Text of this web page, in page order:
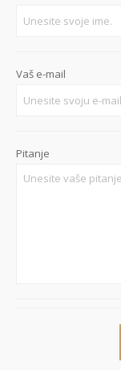
Vaš e-mail
Pitanje